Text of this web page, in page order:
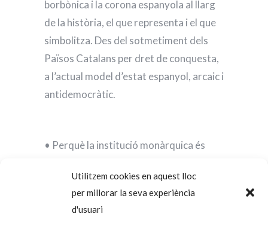
Utilitzem cookies en aquest lloc
per millorar la seva experiència
d'usuari
borbònica i la corona espanyola al llarg
de la història, el que representa i el que
simbolitza. Des del sotmetiment dels
Països Catalans per dret de conquesta,
a l’actual model d’estat espanyol, arcaic i
antidemocràtic.
• Perquè la institució monàrquica és
de catalans i
catalanes.
• Perquè l’actual rei ho és per herència